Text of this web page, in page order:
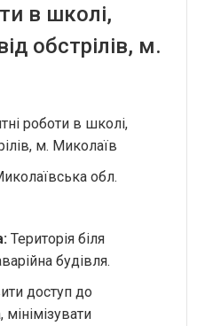
в школі,
обстрілів, м.
роботи в школі,
м. Миколаїв
обл.
Територія біля
будівля.
доступ до